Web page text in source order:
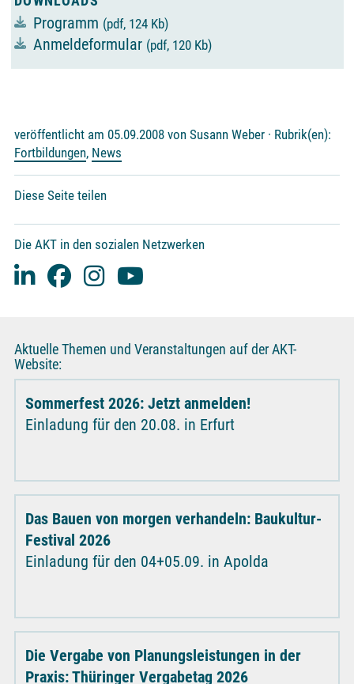
Programm (pdf, 124 Kb)
Anmeldeformular (pdf, 120 Kb)
veröffentlicht am 05.09.2008 von Susann Weber · Rubrik(en):
Fortbildungen, News
Diese Seite teilen
Die AKT in den sozialen Netzwerken
Aktuelle Themen und Veranstaltungen auf der AKT-
Website:
Sommerfest 2026: Jetzt anmelden!
Einladung für den 20.08. in Erfurt
Das Bauen von morgen verhandeln: Baukultur-
Festival 2026
Einladung für den 04+05.09. in Apolda
Die Vergabe von Planungsleistungen in der
Praxis: Thüringer Vergabetag 2026